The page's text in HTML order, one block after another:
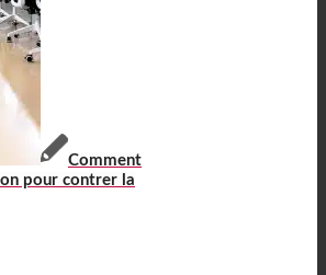
Comment
pour contrer la